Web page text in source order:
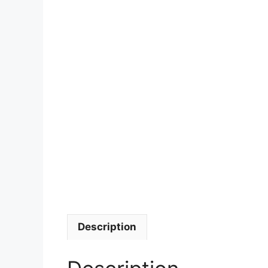
Description